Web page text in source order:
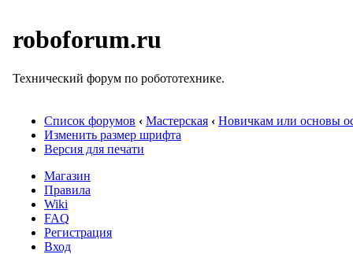
roboforum.ru
Технический форум по робототехнике.
Список форумов ‹ Мастерская ‹ Новичкам или основы
Изменить размер шрифта
Версия для печати
Магазин
Правила
Wiki
FAQ
Регистрация
Вход